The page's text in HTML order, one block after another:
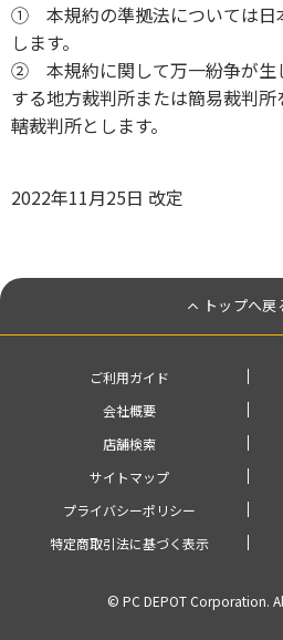
① 本規約の準拠法については日
します。
② 本規約に関して万一紛争が生
する地方裁判所または簡易裁判
轄裁判所とします。
2022年11月25日 改定
トップへ戻
ご利用ガイド
会社概要
店舗検索
サイトマップ
プライバシーポリシー
特定商取引法に基づく表示
© PC DEPOT Corporation.